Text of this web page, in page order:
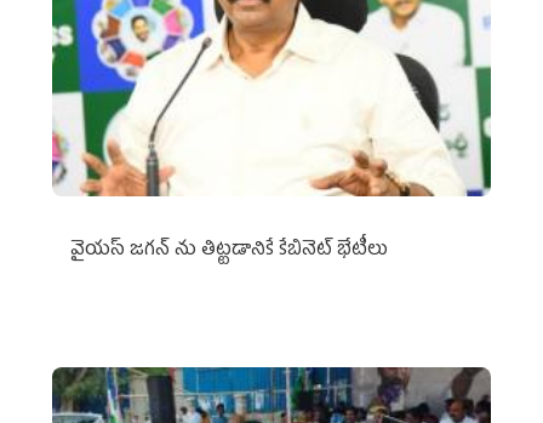
వైయ‌స్ జగన్‌ ను తిట్టడానికే కేబినెట్‌ భేటీలు